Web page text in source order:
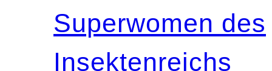
Superwomen des
Insektenreichs